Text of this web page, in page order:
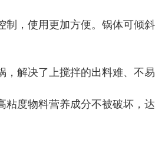
制，使用更加方便。锅体可倾
解决了上搅拌的出料难、不
粘度物料营养成分不被破坏，